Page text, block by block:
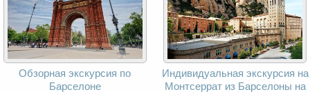
Обзорная экскурсия по
Барселоне
Индивидуальная экскурсия на
Монтсеррат из Барселоны на